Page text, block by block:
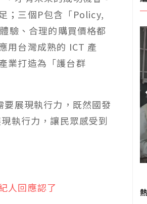
；三個P包含「Policy,
驗、合理的購買價格都
用台灣成熟的 ICT 產
業打造為「護台群
展現執行力，既然國發
執行力，讓民眾感受到
人回應認了